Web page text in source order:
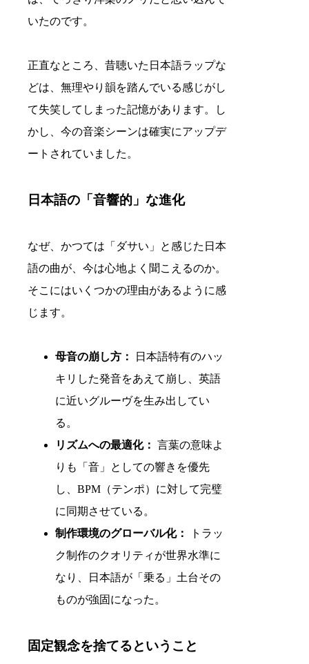
いたのです。
正直なところ、昔聴いた日本語ラップな
どは、無理やり韻を踏んでいる感じがし
て失笑してしまった記憶があります。し
かし、今の音楽シーンは確実にアップデ
ートされていました。
日本語の「音響的」な進化
なぜ、かつては「ダサい」と感じた日本
語の曲が、今は心地よく聞こえるのか。
そこにはいくつかの理由があるように感
じます。
母音の崩し方：
日本語特有のハッ
キリした発音をあえて崩し、英語
に近いグルーヴを生み出してい
る。
リズムへの最適化： 言葉の意味よ
りも「音」としての響きを優先
し、BPM（テンポ）に対して完璧
に同期させている。
制作環境のグローバル化：
トラッ
ク制作のクオリティが世界水準に
なり、日本語が「乗る」土台その
ものが強固になった。
固定観念を捨てるということ